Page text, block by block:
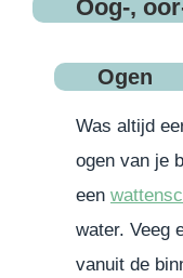
Oog-,
Ogen
Was altijd
ogen van je
een
water. Veeg
vanuit de